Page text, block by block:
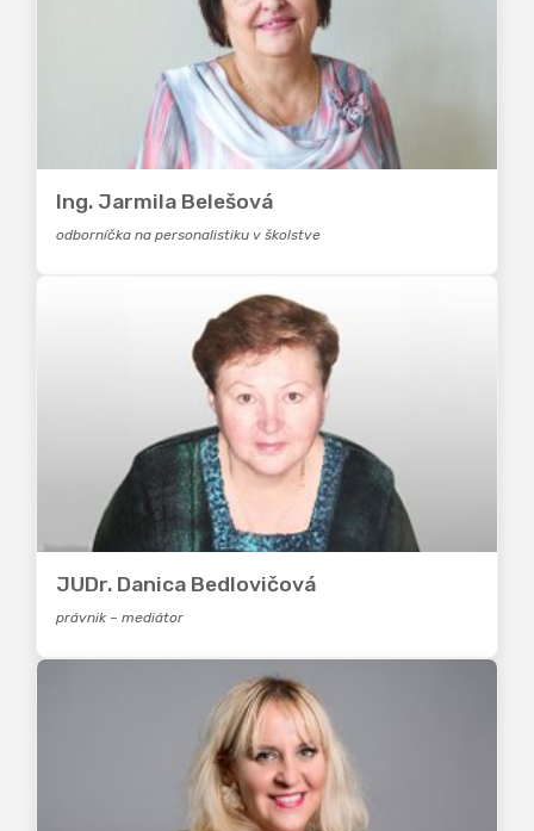
Ing. Jarmila Belešová
odborníčka na personalistiku v školstve
JUDr. Danica Bedlovičová
právnik – mediátor